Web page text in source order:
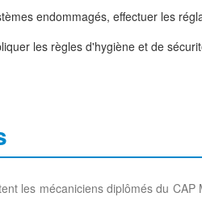
endommagés, effectuer les
les règles d'hygiène et de
les mécaniciens diplômés du